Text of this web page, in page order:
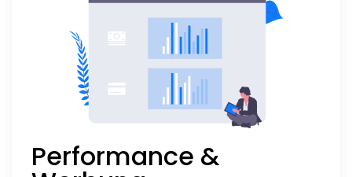
Performance &